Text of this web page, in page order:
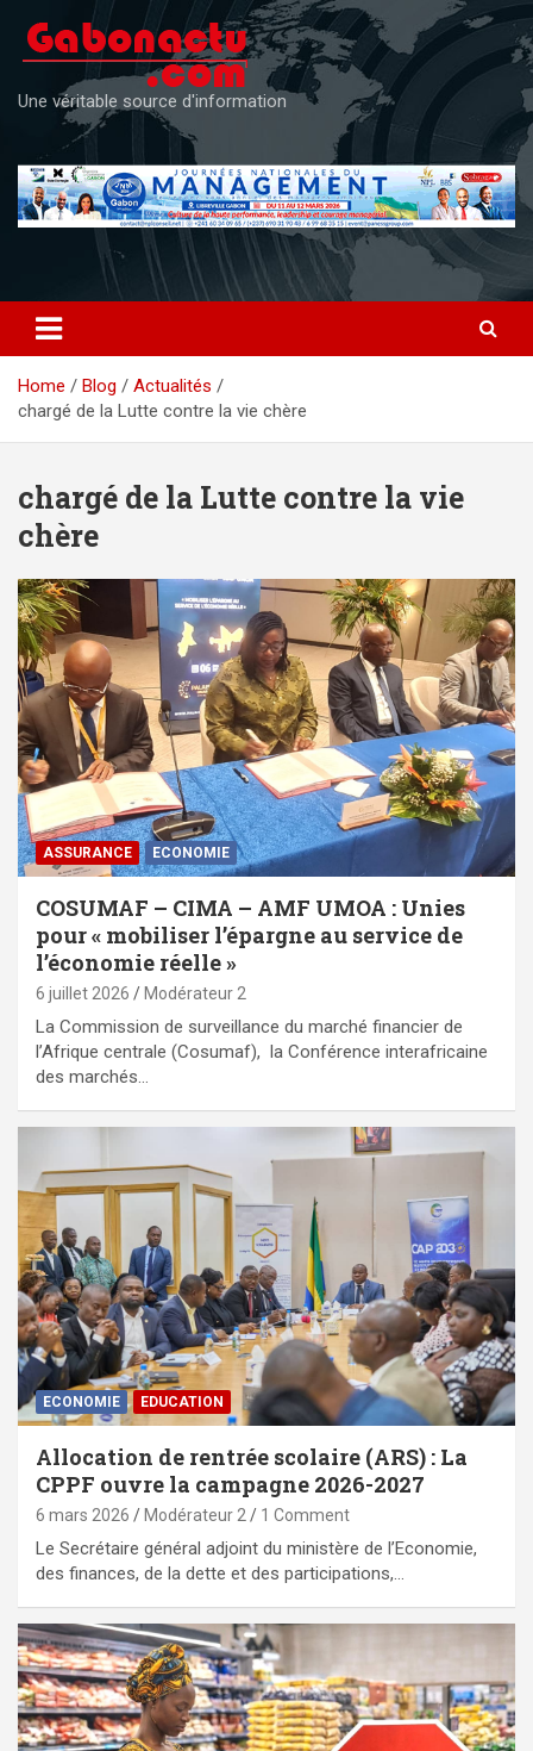
content
Une véritable source d'information
Home Blog
Actualités
chargé de la Lutte contre la vie chère
chargé de la Lutte contre la vie
chère
ASSURANCE ECONOMIE
COSUMAF – CIMA – AMF UMOA : Unies
pour « mobiliser l’épargne au service de
l’économie réelle »
6 juillet 2026 Modérateur 2
La Commission de surveillance du marché financier de
l’Afrique centrale (Cosumaf), la Conférence interafricaine
des marchés…
ECONOMIE EDUCATION
Allocation de rentrée scolaire (ARS) : La
CPPF ouvre la campagne 2026-2027
6 mars 2026 Modérateur 2 1 Comment
Le Secrétaire général adjoint du ministère de l’Economie,
des finances, de la dette et des participations,…